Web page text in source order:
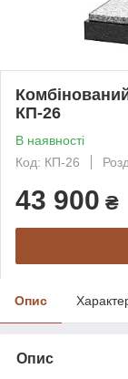
КП-26
В наявності
Код: КП-26
43 900 ₴
Опис
Опис